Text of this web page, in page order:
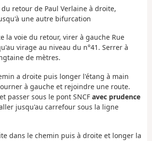
du retour de Paul Verlaine à droite,
une autre bifurcation
la voie du retour, virer à gauche Rue
virage au niveau du n°41. Serrer à
de mètres.
a droite puis longer l'étang à main
à gauche et rejoindre une route.
passer sous le pont SNCF avec prudence
jusqu'au carrefour sous la ligne
dans le chemin puis à droite et longer la